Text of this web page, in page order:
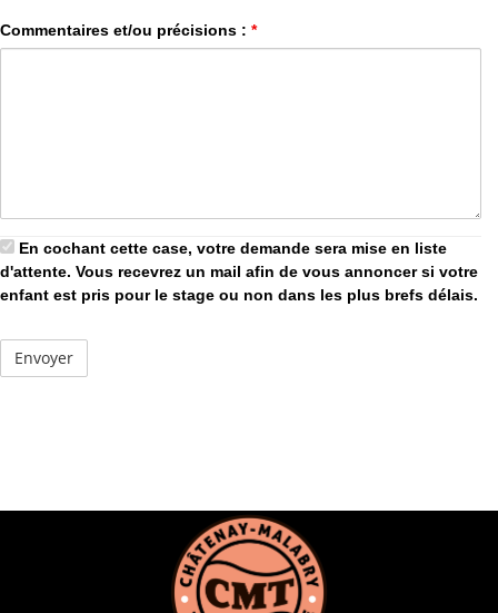
Commentaires et/ou précisions : *
En cochant cette case, votre demande sera mise en liste
d'attente. Vous recevrez un mail afin de vous annoncer si votre
enfant est pris pour le stage ou non dans les plus brefs délais.